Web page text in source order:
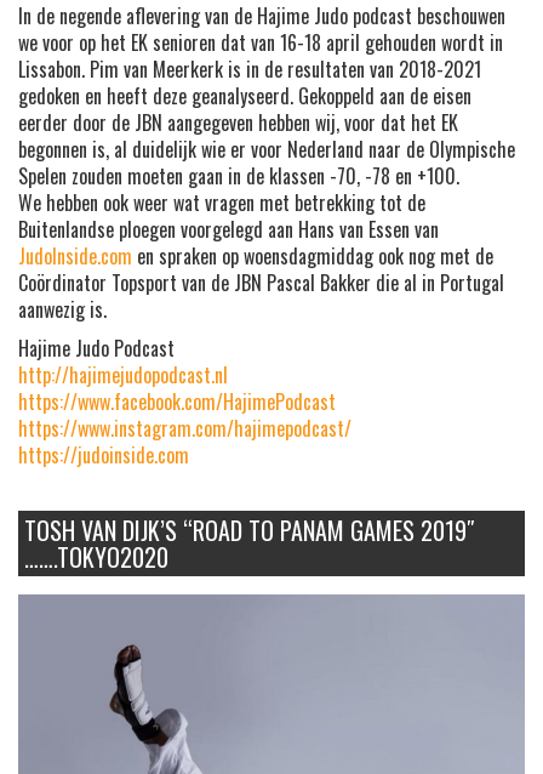
In de negende aflevering van de Hajime Judo podcast beschouwen
we voor op het EK senioren dat van 16-18 april gehouden wordt in
Lissabon. Pim van Meerkerk is in de resultaten van 2018-2021
gedoken en heeft deze geanalyseerd. Gekoppeld aan de eisen
eerder door de JBN aangegeven hebben wij, voor dat het EK
begonnen is, al duidelijk wie er voor Nederland naar de Olympische
Spelen zouden moeten gaan in de klassen -70, -78 en +100.
We hebben ook weer wat vragen met betrekking tot de
Buitenlandse ploegen voorgelegd aan Hans van Essen van
JudoInside.com en spraken op woensdagmiddag ook nog met de
Coördinator Topsport van de JBN Pascal Bakker die al in Portugal
aanwezig is.
Hajime Judo Podcast
http://hajimejudopodcast.nl
https://www.facebook.com/HajimePodcast
https://www.instagram.com/hajimepodcast/
https://judoinside.com
TOSH VAN DIJK’S “ROAD TO PANAM GAMES 2019″
…….TOKYO2020